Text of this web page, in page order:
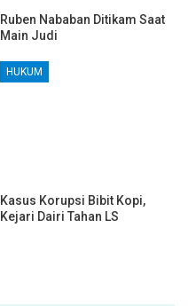
Ruben Nababan Ditikam Saat
Main Judi
HUKUM
Kasus Korupsi Bibit Kopi,
Kejari Dairi Tahan LS